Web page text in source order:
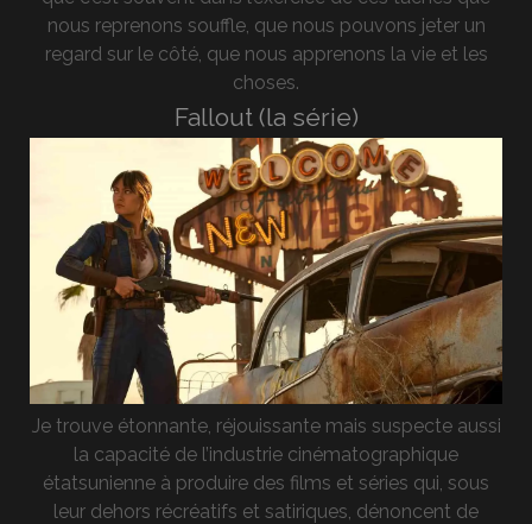
nous reprenons souffle, que nous pouvons jeter un
regard sur le côté, que nous apprenons la vie et les
choses.
Fallout (la série)
Je trouve étonnante, réjouissante mais suspecte aussi
la capacité de l’industrie cinématographique
étatsunienne à produire des films et séries qui, sous
leur dehors récréatifs et satiriques, dénoncent de